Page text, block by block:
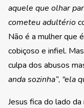
aquele que olhar
cometeu adultério
Não é a mulher que
cobiçoso e infiel.
culpa dos abusos
anda sozinha”, “ela
Jesus fica do lado